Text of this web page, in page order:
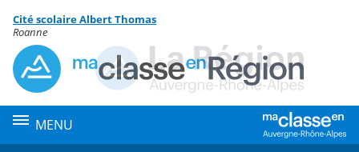
Menu de la rubrique
Contenu
Cité scolaire Albert Thomas
Roanne
MENU